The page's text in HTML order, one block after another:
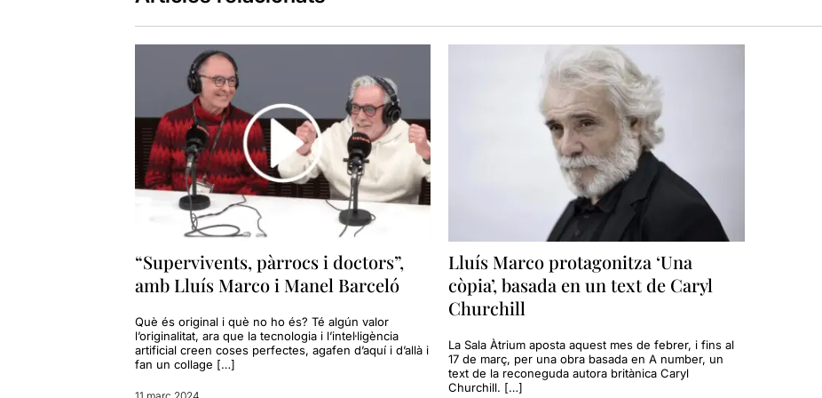
“Supervivents, pàrrocs i doctors”,
amb Lluís Marco i Manel Barceló
Què és original i què no ho és? Té algún valor
l’originalitat, ara que la tecnologia i l’intel·ligència
artificial creen coses perfectes, agafen d’aquí i d’allà i
fan un collage […]
Lluís Marco protagonitza ‘Una
còpia’, basada en un text de Caryl
Churchill
La Sala Àtrium aposta aquest mes de febrer, i fins al
17 de març, per una obra basada en A number, un
text de la reconeguda autora britànica Caryl
Churchill. […]